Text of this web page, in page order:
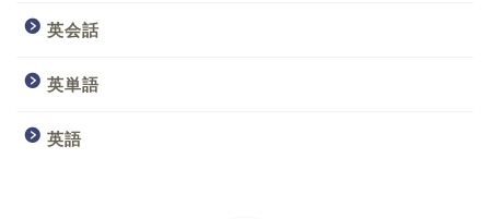
英会話
英単語
英語